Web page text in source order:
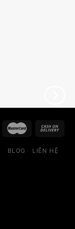
BLOG
LIÊN HỆ